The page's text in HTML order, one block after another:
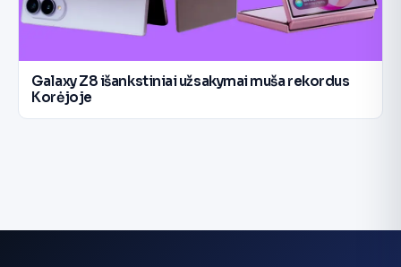
Galaxy Z8 išankstiniai užsakymai muša rekordus
Korėjoje